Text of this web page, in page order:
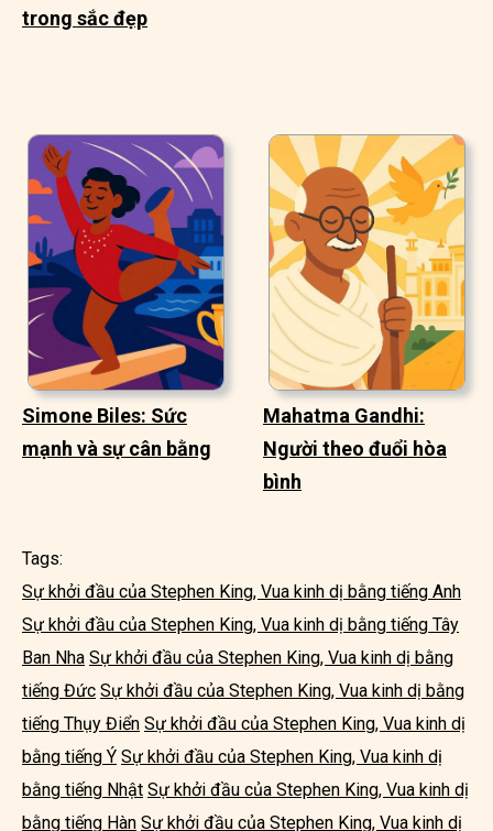
trong sắc đẹp
Simone Biles: Sức
mạnh và sự cân bằng
Mahatma Gandhi:
Người theo đuổi hòa
bình
Tags:
Sự khởi đầu của Stephen King, Vua kinh dị bằng tiếng Anh
Sự khởi đầu của Stephen King, Vua kinh dị bằng tiếng Tây
Ban Nha Sự khởi đầu của Stephen King, Vua kinh dị bằng
tiếng Đức Sự khởi đầu của Stephen King, Vua kinh dị bằng
tiếng Thụy Điển Sự khởi đầu của Stephen King, Vua kinh dị
bằng tiếng Ý Sự khởi đầu của Stephen King, Vua kinh dị
bằng tiếng Nhật Sự khởi đầu của Stephen King, Vua kinh dị
bằng tiếng Hàn Sự khởi đầu của Stephen King, Vua kinh dị